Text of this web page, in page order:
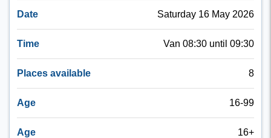
Date Saturday 16 May 2026
Time Van 08:30 until 09:30
Places available 8
Age 16-99
Age 16+